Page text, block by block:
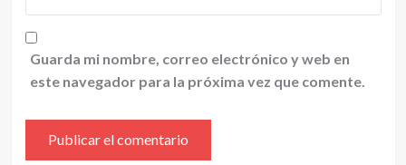
Guarda mi nombre, correo electrónico y web en
este navegador para la próxima vez que comente.